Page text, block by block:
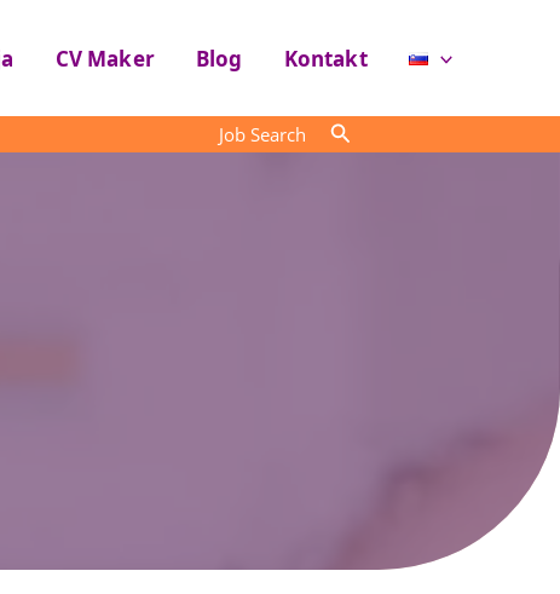
CV Maker Blog Kontakt
Job Search Search